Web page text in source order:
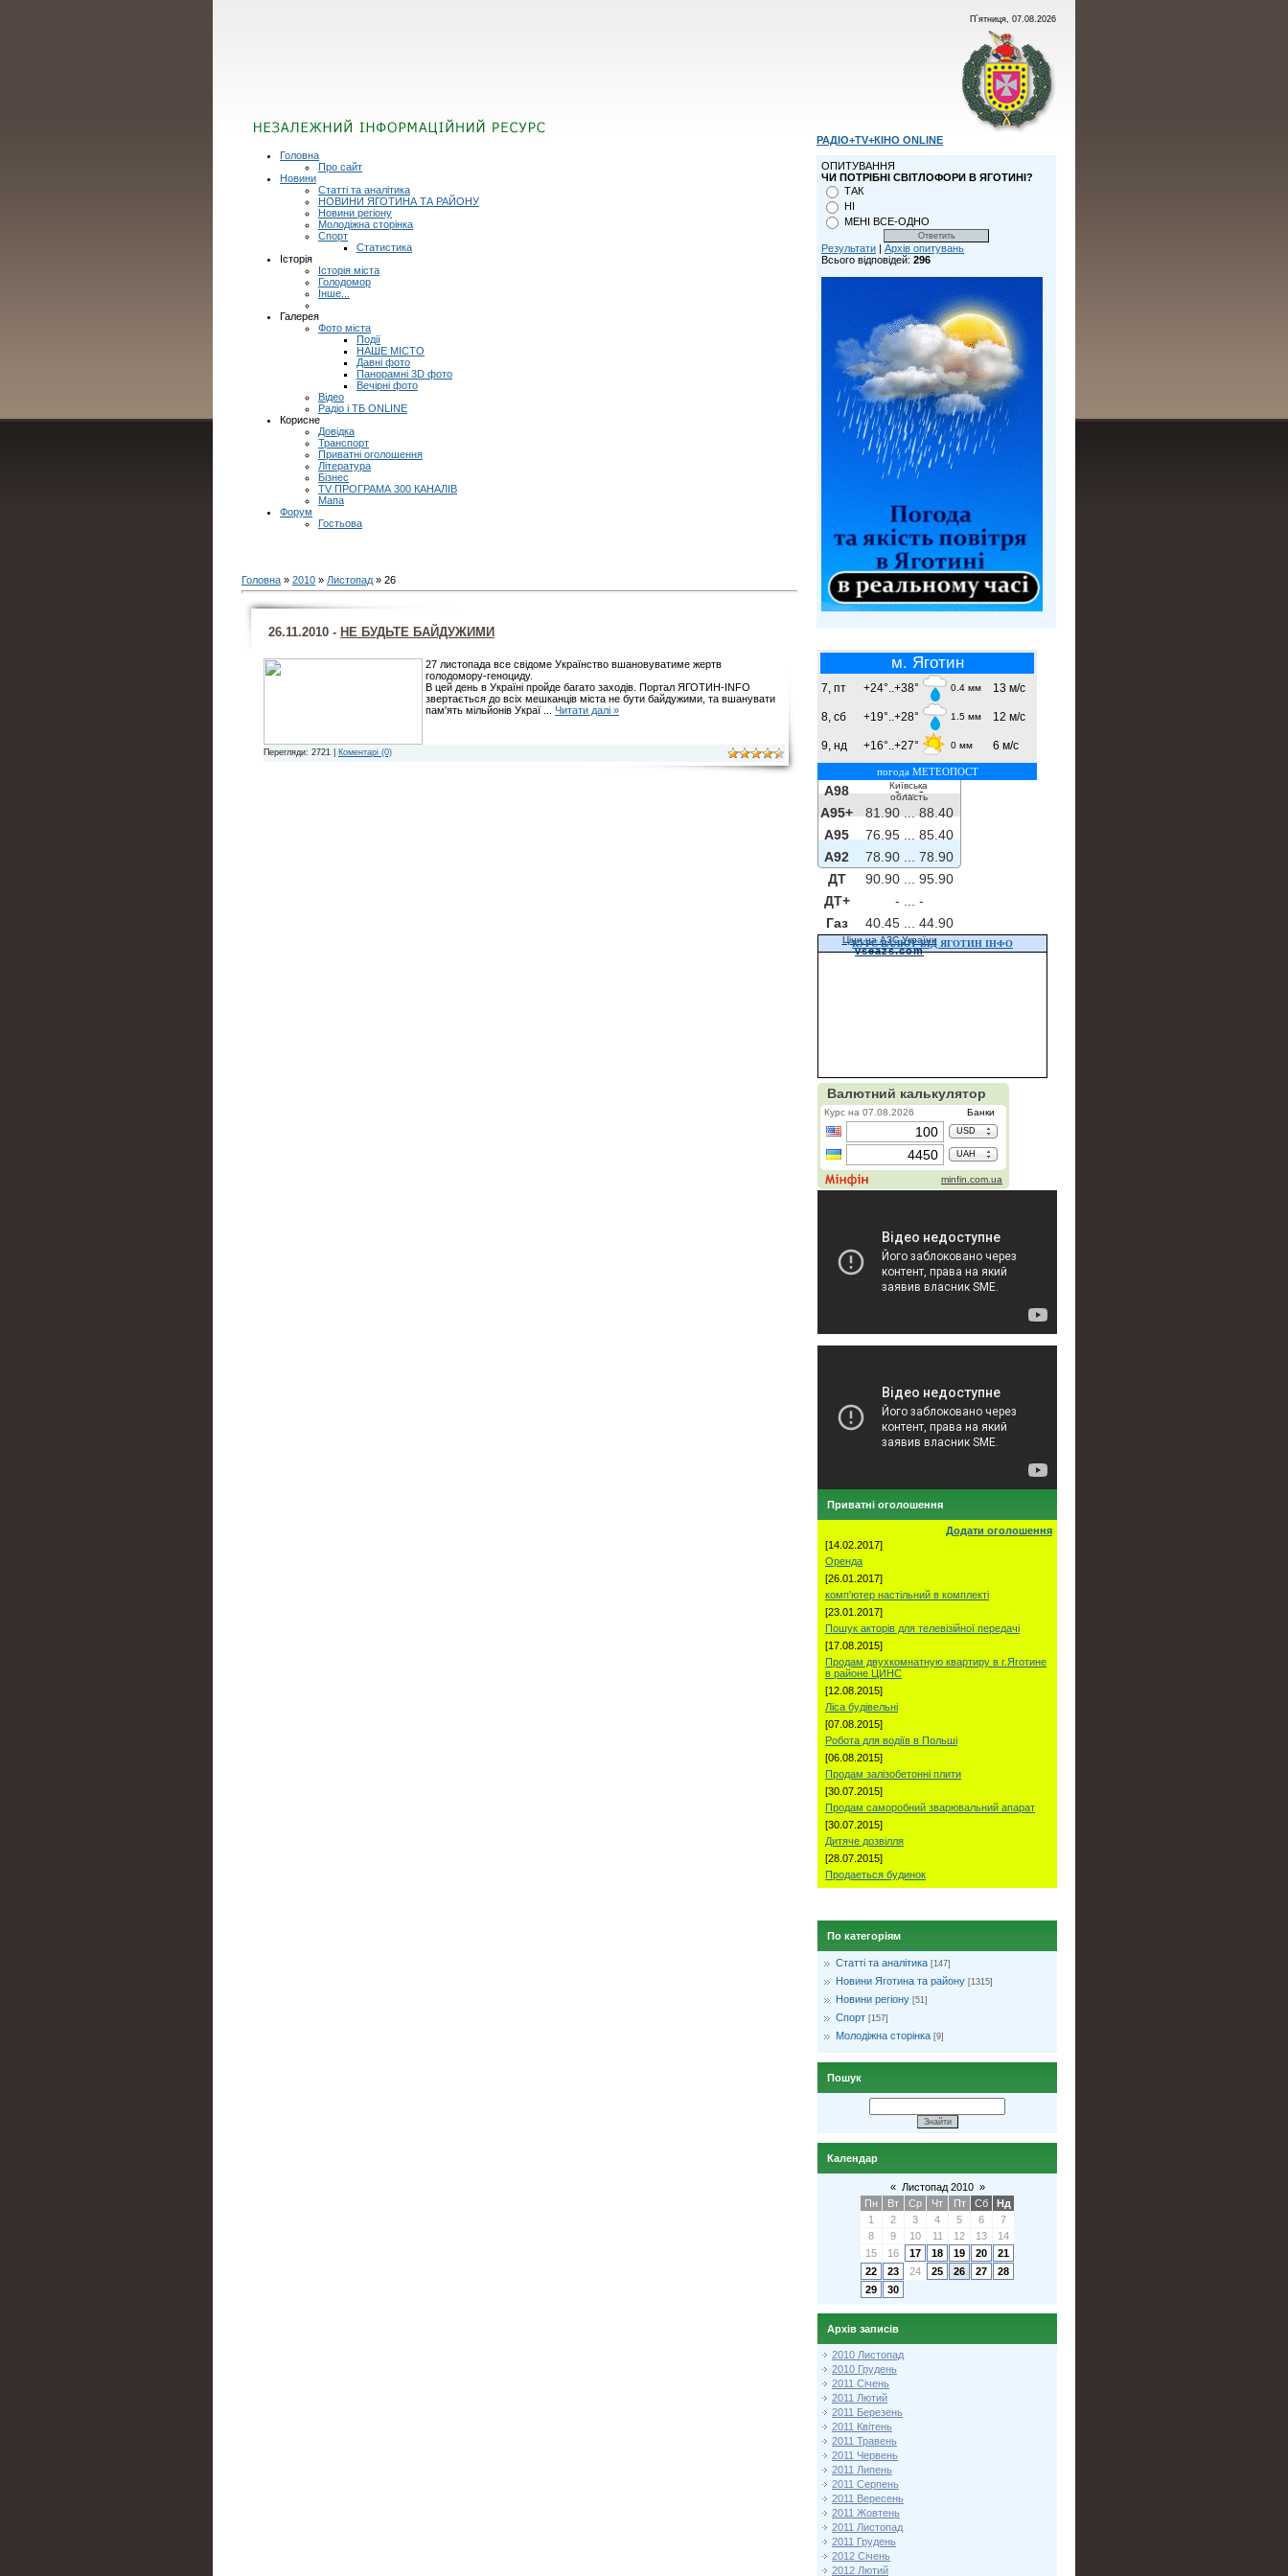
П`ятниця, 07.08.2026
Головна
Про сайт
Новини
Статті та аналітика
НОВИНИ ЯГОТИНА ТА РАЙОНУ
Новини регіону
Молодіжна сторінка
Спорт
Статистика
Історія
Історія міста
Голодомор
Інше...
Галерея
Фото міста
Події
НАШЕ МІСТО
Давні фото
Панорамні 3D фото
Вечірні фото
Відео
Радіо і ТБ ONLINE
Корисне
Довідка
Транспорт
Приватні оголошення
Література
Бізнес
TV ПРОГРАМА 300 КАНАЛІВ
Мапа
Форум
Гостьова
Головна » 2010 » Листопад » 26
26.11.2010 - НЕ БУДЬТЕ БАЙДУЖИМИ
27 листопада все свідоме Українство вшановуватиме жертв
голодомору-геноциду.
В цей день в Україні пройде багато заходів. Портал ЯГОТИН-INFO
звертається до всіх мешканців міста не бути байдужими, та вшанувати
пам'ять мільйонів Украї
Читати далі »
Перегляди: 2721 | Коментарі (0)
РАДІО+TV+КІНО ONLINE
ОПИТУВАННЯ
ЧИ ПОТРІБНІ СВІТЛОФОРИ В ЯГОТИНІ?
ТАК
НІ
МЕНІ ВСЕ-ОДНО
Результати | Архів опитувань
Всього відповідей: 296
м. Яготин
7, пт +24°..+38° 0.4 мм 13 м/с
8, сб +19°..+28° 1.5 мм 12 м/с
9, нд +16°..+27° 0 мм 6 м/с
погода МЕТЕОПОСТ
Київська
область
A98 - ...-
A95+
81.90 ...
88.40
A95
76.95 ...
85.40
A92
78.90 ...
78.90
ДТ
90.90 ...
95.90
ДТ+
- ...
-
Газ
40.45 ... 44.90
Ціни на АЗС України
vseazs.com
КУРС ВАЛЮТ ВІД ЯГОТИН ІНФО
Приватні оголошення
Додати оголошення
[14.02.2017]
Оренда
[26.01.2017]
комп'ютер настільний в комплекті
[23.01.2017]
Пошук акторів для телевізійної передачі
[17.08.2015]
Продам двухкомнатную квартиру в г.Яготине
в районе ЦИНС
[12.08.2015]
Ліса будівельні
[07.08.2015]
Робота для водіїв в Польші
[06.08.2015]
Продам залізобетонні плити
[30.07.2015]
Продам саморобний зварювальний апарат
[30.07.2015]
Дитяче дозвілля
[28.07.2015]
Продаеться будинок
По категоріям
Статті та аналітика [147]
Новини Яготина та району [1315]
Новини регіону [51]
Спорт [157]
Молодіжна сторінка [9]
Пошук
Календар
« Листопад 2010 »
Пн
Вт Ср Чт Пт Сб
Нд
1
2 3 4 5 6
7
8
9 10 11 12 13
14
15
16 17 18 19 20
21
22
23 24 25 26 27
28
29
30
Архів записів
2010 Листопад
2010 Грудень
2011 Січень
2011 Лютий
2011 Березень
2011 Квітень
2011 Травень
2011 Червень
2011 Липень
2011 Серпень
2011 Вересень
2011 Жовтень
2011 Листопад
2011 Грудень
2012 Січень
2012 Лютий